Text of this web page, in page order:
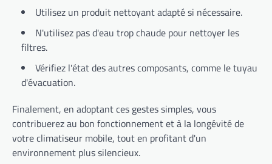
Utilisez un produit nettoyant adapté si nécessaire.
N'utilisez pas d'eau trop chaude pour nettoyer les
filtres.
Vérifiez l'état des autres composants, comme le tuyau
d'évacuation.
Finalement, en adoptant ces gestes simples, vous
contribuerez au bon fonctionnement et à la longévité de
votre climatiseur mobile, tout en profitant d'un
environnement plus silencieux.